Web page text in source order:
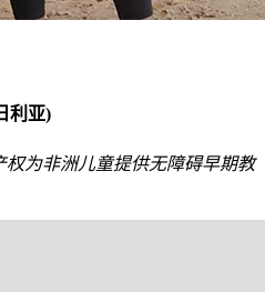
利亚)
权为非洲儿童提供无障碍早期教